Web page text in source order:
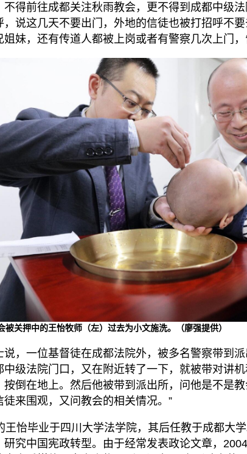
不得前往成都关注秋雨教会，更不得到成都中级
，说这几天不要出门，外地的信徒也被打招呼不
姐妹，还有传道人都被上岗或者有警察几次上门
被关押中的王怡牧师（左）过去为小文施洗。（廖强提供）
说，一位基督徒在成都法院外，被多名警察带到
中级法院门口，又在附近转了一下，就被带对讲
按倒在地上。然后他被带到派出所，问他是不是
徒来围观，又问教会的相关情况。”
王怡毕业于四川大学法学院，其后任教于成都大
研究中国宪政转型。由于经常发表政论文章，